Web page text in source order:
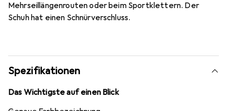
Mehrseillängenrouten oder beim Sportklettern. Der
Schuh hat einen Schnürverschluss.
Spezifikationen
Das Wichtigste auf einen Blick